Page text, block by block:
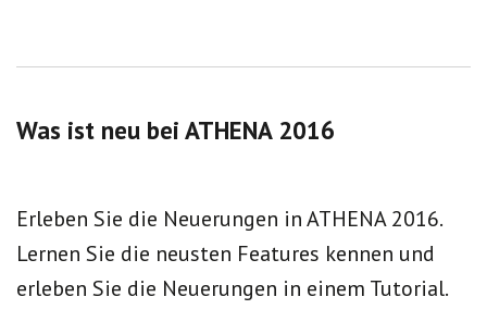
Was ist neu bei ATHENA 2016
Erleben Sie die Neuerungen in ATHENA 2016.
Lernen Sie die neusten Features kennen und
erleben Sie die Neuerungen in einem Tutorial.